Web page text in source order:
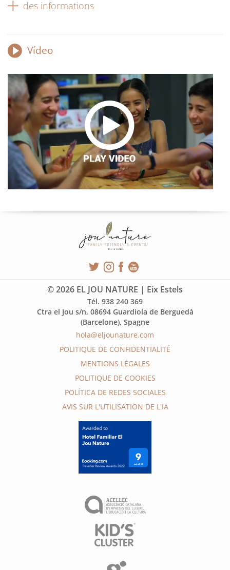
des informations
Vídeo
© 2026 EL JOU NATURE | Eix Estels
Tél. 938 240 369
Ctra el Jou s/n, 08694 Guardiola de Berguedà
(Barcelone), Spagne
hola@eljounature.com
POLITIQUE DE CONFIDENTIALITÉ
MENTIONS LÉGALES
POLITIQUE DE COOKIES
POLÍTICA DE REDES SOCIALES
AVIS SUR L'UTILISATION DE L'IA